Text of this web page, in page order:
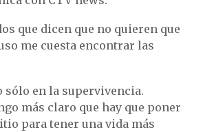
que dicen que no quieren que
me cuesta encontrar las
sólo en la supervivencia.
más claro que hay que poner
para tener una vida más